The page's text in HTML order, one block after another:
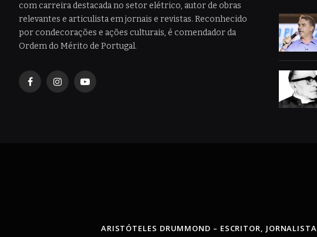
com carreira destacada no setor elétrico, autor de obras
relevantes e articulista em jornais e revistas. Reconhecido
por condecorações e ações culturais, é comendador da
Ordem do Mérito de Portugal.
FacebookInstagramYouTube
ARISTÓTELES DRUMMOND – ESCRITOR, JORNALISTA